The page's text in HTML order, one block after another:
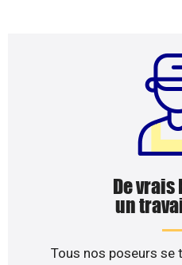
De vrais
un
Tous nos poseurs se